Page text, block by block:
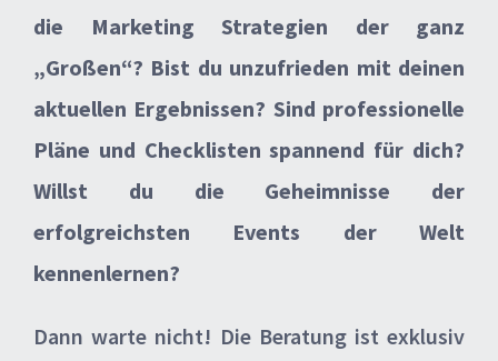
die Marketing Strategien der ganz
„Großen“? Bist du unzufrieden mit deinen
aktuellen Ergebnissen? Sind professionelle
Pläne und Checklisten spannend für dich?
Willst du die Geheimnisse der
erfolgreichsten Events der Welt
kennenlernen?
Dann warte nicht! Die Beratung ist exklusiv